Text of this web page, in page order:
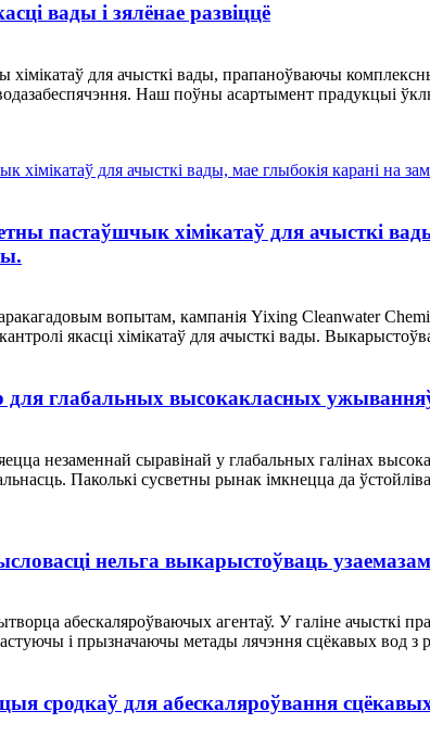
вады і зялёнае развіццё
хімікатаў для ачысткі вады, прапаноўваючы
Наш поўны асартымент прадукцыі
пастаўшчык хімікатаў для ачысткі
вопытам, кампанія Yixing Cleanwater
якасці хімікатаў для ачысткі вады.
глабальных высокакласных
незаменнай сыравінай у глабальных галінах
Паколькі сусветны рынак імкнецца да
нельга выкарыстоўваць
абескаляроўваючых агентаў. У галіне ачысткі
і прызначаючы метады лячэння сцёкавых вод
сродкаў для абескаляроўвання